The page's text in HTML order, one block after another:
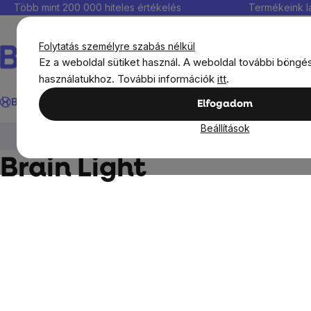
Folytatás személyre szabás nélkül
Ez a weboldal sütiket használ. A weboldal további
használatukhoz. További információk itt.
Elfogadom
Beállítások
Ugrás
tartalomhoz
Több mint 200 000 hiteles értékelés Termékeink
Keresés
BrainMax® Kedvezmények
Brain Light